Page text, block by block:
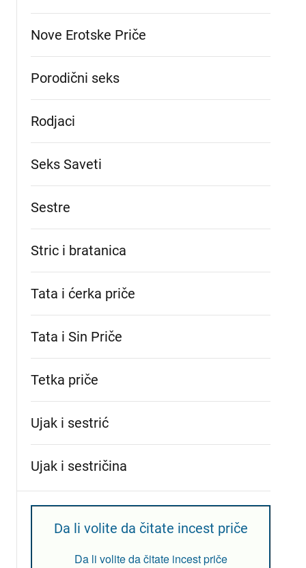
Nove Erotske Priče
Porodični seks
Rodjaci
Seks Saveti
Sestre
Stric i bratanica
Tata i ćerka priče
Tata i Sin Priče
Tetka priče
Ujak i sestrić
Ujak i sestričina
Da li volite da čitate incest priče
Da li volite da čitate incest priče